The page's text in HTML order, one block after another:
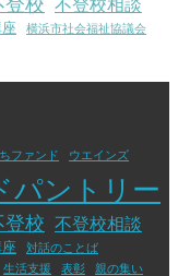
登校 不登校相談
横浜市社会福祉協議会
ファンド ウエインズ
パントリー
登校 不登校相談
対話のことば
生活支援 表彰
親の集い